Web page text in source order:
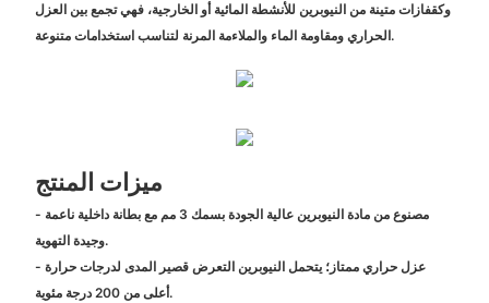
وكقفازات متينة من النيوبرين للأنشطة المائية أو الخارجية، فهي تجمع بين العزل
الحراري ومقاومة الماء والملاءمة المرنة لتناسب استخدامات متنوعة.
ميزات المنتج
- مصنوع من مادة النيوبرين عالية الجودة بسمك 3 مم مع بطانة داخلية ناعمة
وجيدة التهوية.
- عزل حراري ممتاز؛ يتحمل النيوبرين التعرض قصير المدى لدرجات حرارة
أعلى من 200 درجة مئوية.